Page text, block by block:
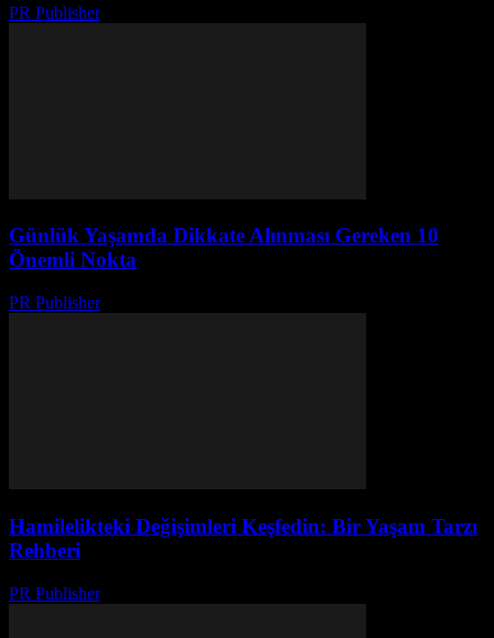
PR Publisher-
Günlük Yaşamda Dikkate Alınması Gereken 10
Önemli Nokta
PR Publisher-
Hamilelikteki Değişimleri Keşfedin: Bir Yaşam Tarzı
Rehberi
PR Publisher-